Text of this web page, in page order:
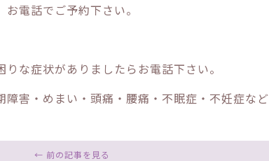
お電話でご予約下さい。
りな症状がありましたらお電話下さい。
障害・めまい・頭痛・腰痛・不眠症・不妊症など